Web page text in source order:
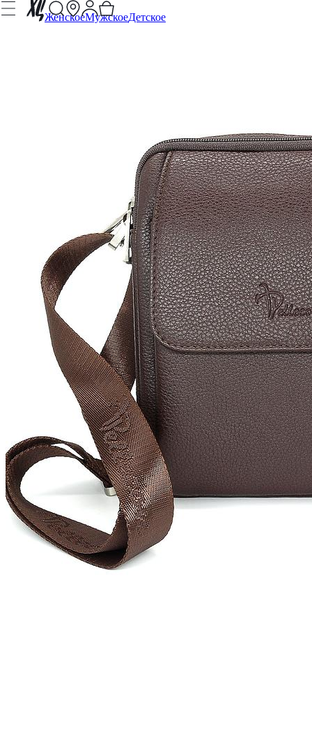
ЖенскоеМужскоеДетское